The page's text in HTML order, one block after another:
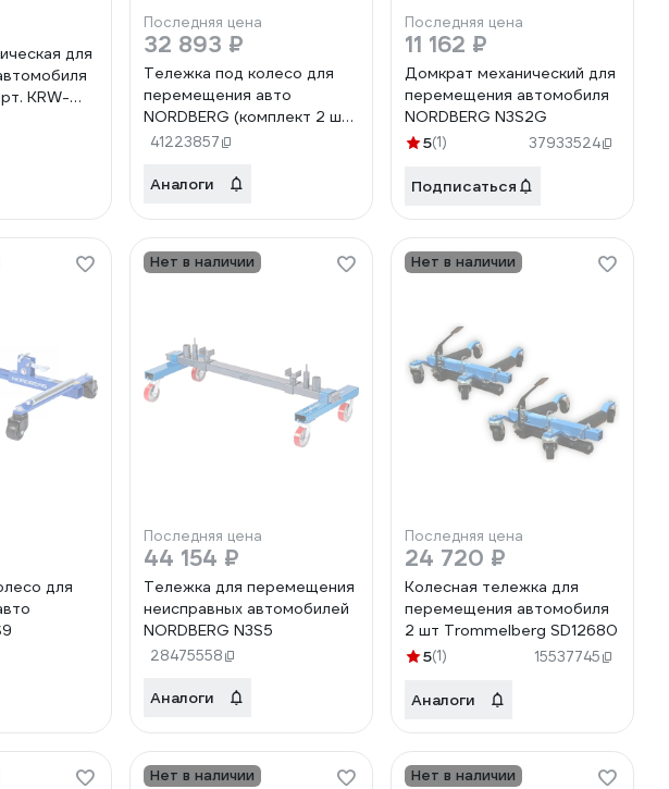
для
KRW-
Последняя цена
32 893 ₽
Тележка под колесо для
перемещения авто
NORDBERG (комплект 2 шт.)
N3S8
41223857
Аналоги
Последняя цена
11 162 ₽
Домкрат механический для
перемещения автомобиля
NORDBERG N3S2G
5(1) 37933524
Подписаться
для
Нет в наличии
Последняя цена
44 154 ₽
Тележка для перемещения
неисправных автомобилей
NORDBERG N3S5
28475558
Аналоги
Нет в наличии
Последняя цена
24 720 ₽
Колесная тележка для
перемещения автомобиля
2 шт Trommelberg SD12680
5(1) 15537745
Аналоги
Нет в наличии Нет в наличии